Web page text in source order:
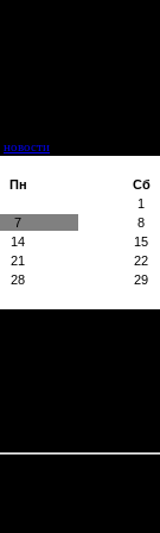
новости
Пн Сб
1
7 8
14 15
21 22
28 29